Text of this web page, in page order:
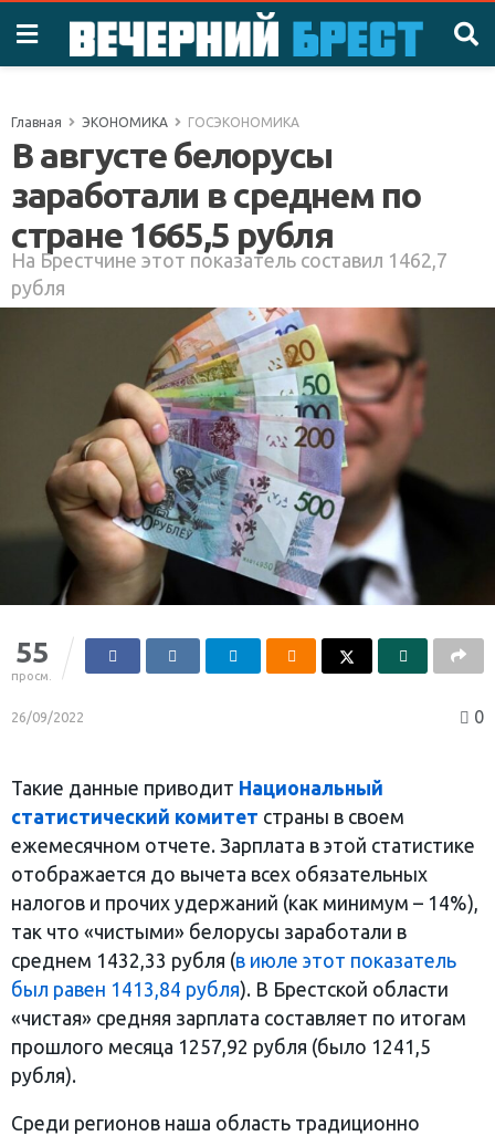
Главная ЭКОНОМИКА ГОСЭКОНОМИКА
В августе белорусы
заработали в среднем по
стране 1665,5 рубля
На Брестчине этот показатель составил 1462,7
рубля
55
просм.
26/09/2022 0
Такие данные приводит Национальный
статистический комитет страны в своем
ежемесячном отчете. Зарплата в этой статистике
отображается до вычета всех обязательных
налогов и прочих удержаний (как минимум – 14%),
так что «чистыми» белорусы заработали в
среднем 1432,33 рубля (в июле этот показатель
был равен 1413,84 рубля). В Брестской области
«чистая» средняя зарплата составляет по итогам
прошлого месяца 1257,92 рубля (было 1241,5
рубля).
Среди регионов наша область традиционно